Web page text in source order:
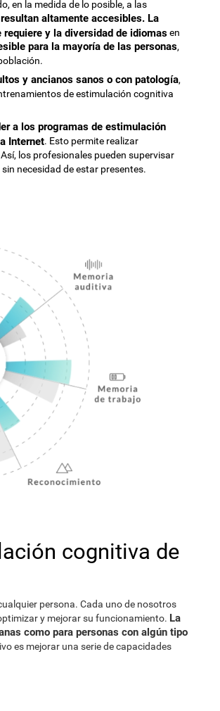
en la medida de lo posible, a las
resultan altamente accesibles. La
y la diversidad de idiomasen
para la mayoría de las personas,
y ancianos sanos o con patología,
de estimulación cognitiva
a los programas de estimulación
Internet. Esto permite realizar
los profesionales pueden supervisar
necesidad de estar presentes.
cognitiva de
persona. Cada uno de nosotros
y mejorar su funcionamiento. La
como para personas con algún tipo
es mejorar una serie de capacidades